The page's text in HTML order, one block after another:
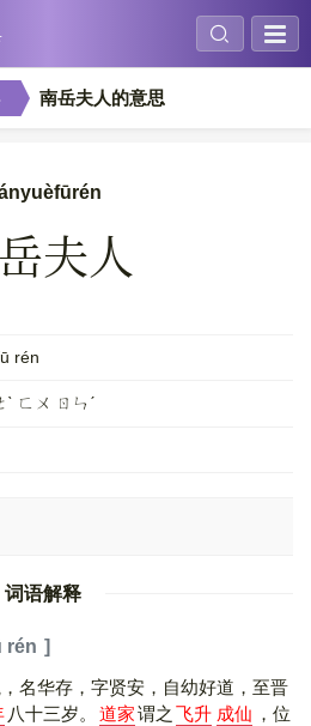
南岳夫人的意思
夫人
rén
ˋ ㄈㄨ ㄖㄣˊ
词语解释
rén
名华存，字贤安，自幼好道，至晋
八十三岁。 道家谓之 飞升 成仙 ，位